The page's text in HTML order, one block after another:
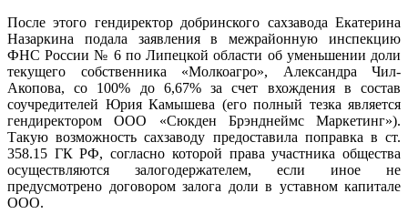
После этого гендиректор добринского сахзавода Екатерина
Назаркина подала заявления в межрайонную инспекцию
ФНС России № 6 по Липецкой области об уменьшении доли
текущего собственника «Молкоагро», Александра Чил-
Акопова, со 100% до 6,67% за счет вхождения в состав
соучредителей Юрия Камышева (его полный тезка является
гендиректором ООО «Сюкден Брэнднеймс Маркетинг»).
Такую возможность сахзаводу предоставила поправка в ст.
358.15 ГК РФ, согласно которой права участника общества
осуществляются залогодержателем, если иное не
предусмотрено договором залога доли в уставном капитале
ООО.